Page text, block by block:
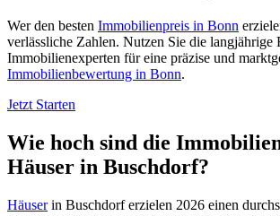
Wer den besten Immobilienpreis in Bonn
verlässliche Zahlen. Nutzen Sie die langjährige
Immobilienexperten für eine präzise und
Immobilienbewertung in Bonn.
Jetzt Starten
Wie hoch sind die
Häuser in Buschdorf?
Häuserin Buschdorf erzielen 2026 einen